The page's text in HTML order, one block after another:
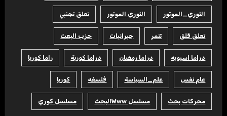
الثوري_الموتور الثوري الموتور تعلق تجنبي
تعلق قلق تنمر جبرانيات حزب البعث
دراما اسيويه دراما رمضان دراما كورية راما كوريا
عام نفس علم_السياسة فلسفه كوريا
محركات بحث مسلسل Wwwالبحث مسلسل كوري